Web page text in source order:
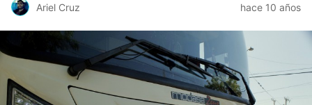
Ariel Cruz hace 10 años